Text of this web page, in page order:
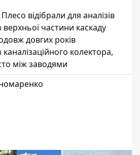
відібрали для аналізів
частини каскаду
довгих років
колектора,
між заводями